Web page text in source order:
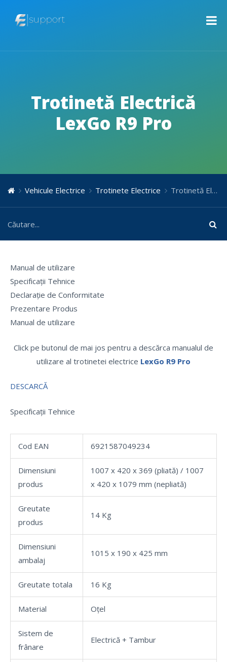
Trotinetă Electrică
LexGo R9 Pro
Vehicule Electrice Trotinete Electrice Trotinetă Electrică LexGo R9 Pro
Manual de utilizare
Specificații Tehnice
Declarație de Conformitate
Prezentare Produs
Manual de utilizare
Click pe butonul de mai jos pentru a descărca manualul de
utilizare al trotinetei electrice LexGo R9 Pro
DESCARCĂ
Specificații Tehnice
Cod EAN 6921587049234
Dimensiuni
produs
1007 x 420 x 369 (pliată) / 1007
x 420 x 1079 mm (nepliată)
Greutate
produs
14 Kg
Dimensiuni
ambalaj
1015 x 190 x 425 mm
Greutate totala 16 Kg
Material Oțel
Sistem de
frânare
Electrică + Tambur